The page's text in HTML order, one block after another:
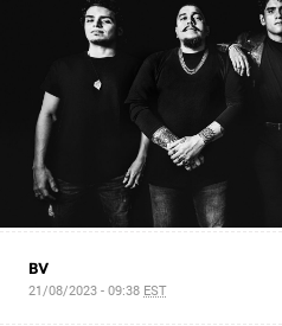
BV
21/08/2023 - 09:38 EST